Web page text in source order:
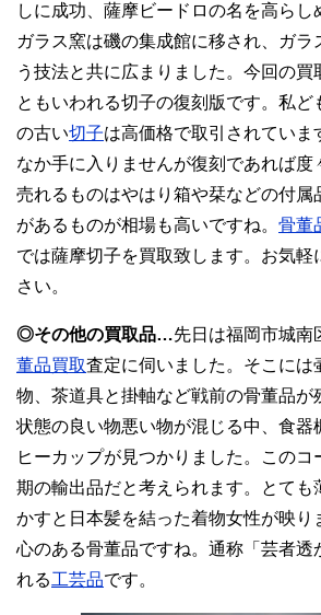
しに成功、薩摩ビードロの名を高らし
ガラス窯は磯の集成館に移され、ガラ
う技法と共に広まりました。今回の買
ともいわれる切子の復刻版です。私ど
の古い切子は高価格で取引されていま
なか手に入りませんが復刻であれば度
売れるものはやはり箱や栞などの付属
があるものが相場も高いですね。 骨董
では薩摩切子を買取致します。お気軽
さい。
◎その他の買取品…先日は福岡市城南
董品買取査定に伺いました。そこには
物、茶道具と掛軸など戦前の骨董品が
状態の良い物悪い物が混じる中、食器
ヒーカップが見つかりました。このコ
期の輸出品だと考えられます。とても
かすと日本髪を結った着物女性が映り
心のある骨董品ですね。通称「芸者透
れる工芸品です。